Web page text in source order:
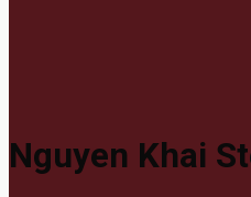
Nguyen Khai